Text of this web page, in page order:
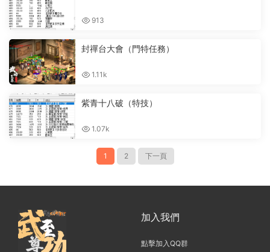
913
封禪台大會（門特任務）
1.11k
紫青十八破（特技）
1.07k
1 2 下一頁
加入我們
點擊加入QQ群